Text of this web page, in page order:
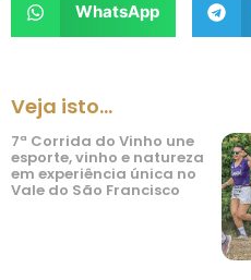
WhatsApp
Veja isto...
7ª Corrida do Vinho une
esporte, vinho e natureza
em experiência única no
Vale do São Francisco